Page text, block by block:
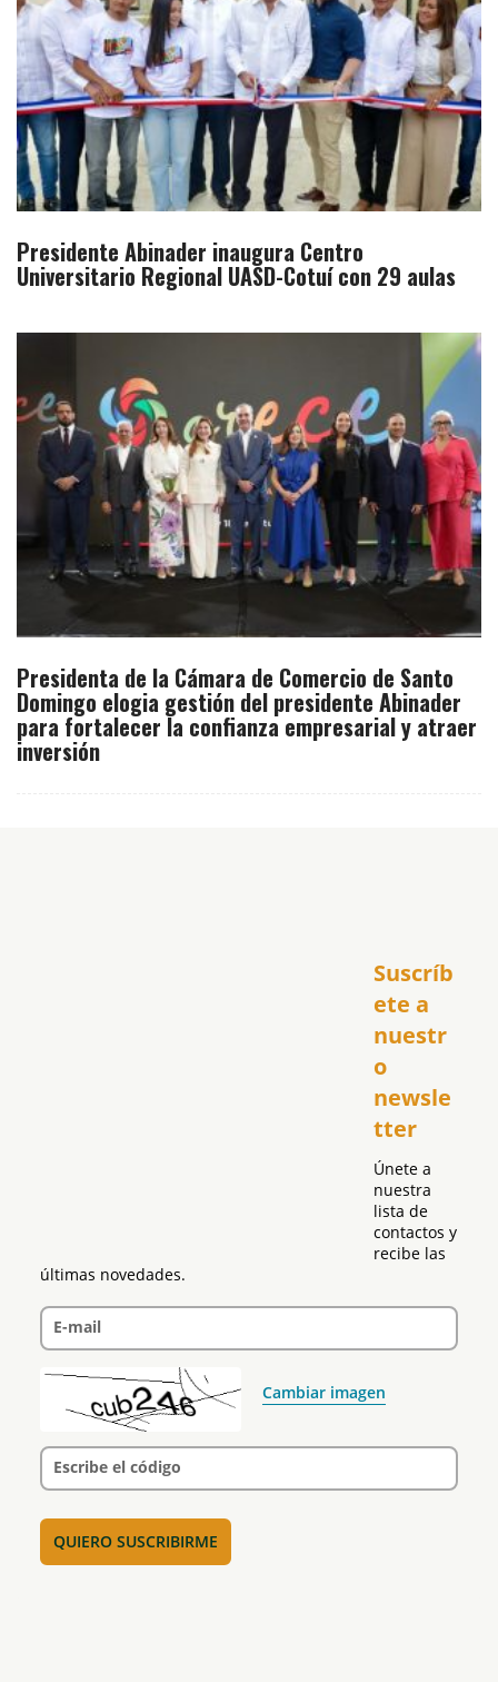
Presidente Abinader inaugura Centro
Universitario Regional UASD-Cotuí con 29 aulas
Presidenta de la Cámara de Comercio de Santo
Domingo elogia gestión del presidente Abinader
para fortalecer la confianza empresarial y atraer
inversión
Suscríb
ete a
nuestr
o
newsle
tter
Únete a
nuestra
lista de
contactos y
recibe las
últimas novedades.
E-mail
Cambiar imagen
Escribe el código